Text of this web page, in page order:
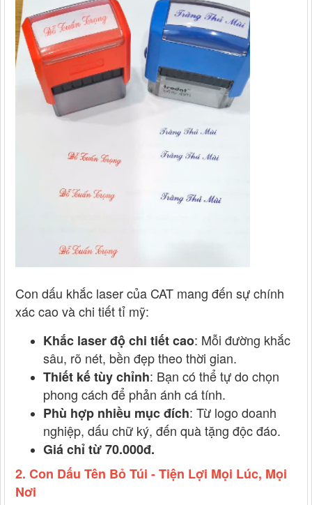
Con dấu khắc laser của CAT mang đến sự chính
xác cao và chi tiết tỉ mỹ:
Khắc laser độ chi tiết cao: Mỗi đường khắc
sâu, rõ nét, bền đẹp theo thời gian.
Thiết kế tùy chỉnh: Bạn có thể tự do chọn
phong cách để phản ánh cá tính.
Phù hợp nhiều mục đích: Từ logo doanh
nghiệp, dấu chữ ký, đến quà tặng độc đáo.
Giá chỉ từ 70.000đ.
2. Con Dấu Tên Bỏ Túi - Tiện Lợi Mọi Lúc, Mọi
Nơi